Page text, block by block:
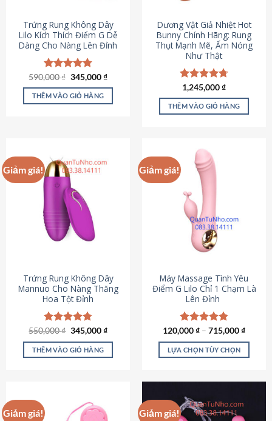
Trứng Rung Không Dây
Lilo Kích Thích Điểm G Dễ
Dàng Cho Nàng Lên Đỉnh
Được xếp
hạng4.79
5 sao
590,000₫ Giá
là:
590,000 ₫.
345,000₫Giá
tại
345,000 ₫.
THÊM VÀO GIỎ HÀNG
Dương Vật Giả Nhiệt Hot
Bunny Chính Hãng: Rung
Thụt Mạnh Mẽ, Ấm Nóng
Như Thật
Được xếp
hạng4.73
5 sao
1,245,000₫
THÊM VÀO GIỎ HÀNG
Giảm giá!
Trứng Rung Không Dây
Mannuo Cho Nàng Thăng
Hoa Tột Đỉnh
Được xếp
hạng4.81
5 sao
550,000₫ Giá
là:
550,000 ₫.
345,000₫Giá
tại
THÊM VÀO GIỎ HÀNG
Giảm giá!
Máy Massage Tình Yêu
Điểm G Lilo Chỉ 1 Chạm Là
Lên Đỉnh
Được xếp
hạng4.85
5 sao
120,000₫ – 715,000₫
LỰA CHỌN TÙY CHỌN
có
nhiều
Giảm giá! Giảm giá!